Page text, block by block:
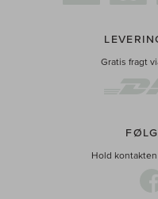
Gratis fragt
Hold